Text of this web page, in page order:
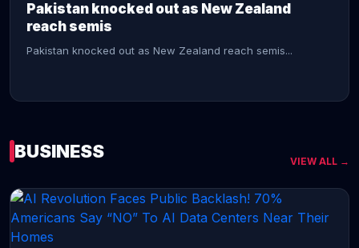
Pakistan knocked out as New Zealand
reach semis
Pakistan knocked out as New Zealand reach semis...
CONTINUE READING →
BUSINESS VIEW ALL →